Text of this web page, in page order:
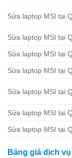
Sửa laptop MSI tại
Sửa laptop MSI tại
Sửa laptop MSI tại
Sửa laptop MSI tại
Sửa laptop MSI tại
Sửa laptop MSI tại
Sửa laptop MSI tại
Bảng giá dịch